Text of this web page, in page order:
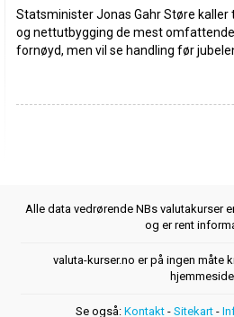
Statsminister Jonas Gahr Støre
og nettutbygging de mest omfattende
fornøyd, men vil se handling før
Alle data vedrørende NBs valutakurser
og er rent
valuta-kurser.no er på ingen måte
hjemmeside
Se også: Kontakt - Sitekart -